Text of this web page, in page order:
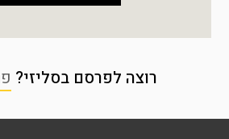
רוצה לפרסם בסליזי?